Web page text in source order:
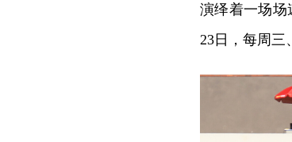
演绎着一场场
23日，每周三